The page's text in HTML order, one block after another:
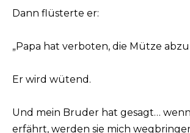
Dann flüsterte er:
„Papa hat verboten, die Mütze
Er wird wütend.
Und mein Bruder hat gesagt…
erfährt, werden sie mich